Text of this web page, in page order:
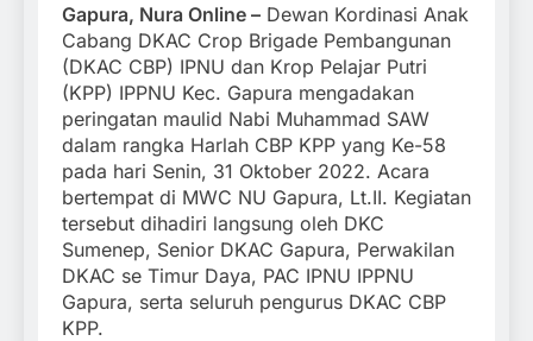
Gapura, Nura Online – Dewan Kordinasi Anak
Cabang DKAC Crop Brigade Pembangunan
(DKAC CBP) IPNU dan Krop Pelajar Putri
(KPP) IPPNU Kec. Gapura mengadakan
peringatan maulid Nabi Muhammad SAW
dalam rangka Harlah CBP KPP yang Ke-58
pada hari Senin, 31 Oktober 2022. Acara
bertempat di MWC NU Gapura, Lt.II. Kegiatan
tersebut dihadiri langsung oleh DKC
Sumenep, Senior DKAC Gapura, Perwakilan
DKAC se Timur Daya, PAC IPNU IPPNU
Gapura, serta seluruh pengurus DKAC CBP
KPP.